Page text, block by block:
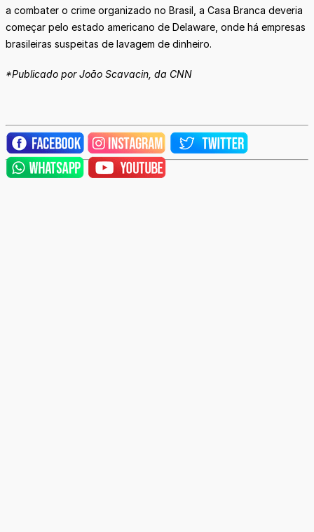
a combater o crime organizado no Brasil, a Casa Branca deveria
começar pelo estado americano de Delaware, onde há empresas
brasileiras suspeitas de lavagem de dinheiro.
*Publicado por João Scavacin, da CNN